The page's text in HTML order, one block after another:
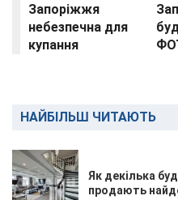
Запоріжжя
небезпечна для
купання
НАЙБІЛЬШ ЧИТАЮТЬ
Як декілька
продають